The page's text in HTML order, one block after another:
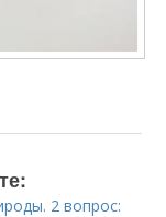
2 вопрос: